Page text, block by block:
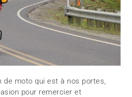
de moto qui est à nos portes,
pour remercier et